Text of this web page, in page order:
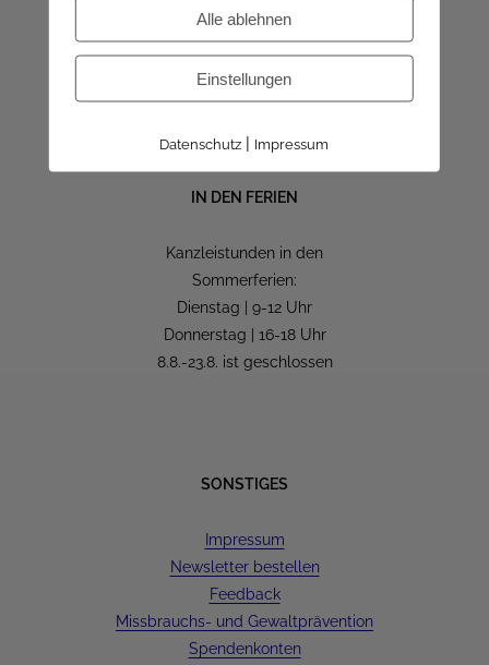
Donnerstag | 17-19 Uhr
IN DEN FERIEN
Kanzleistunden in den
Sommerferien:
Dienstag | 9-12 Uhr
Donnerstag | 16-18 Uhr
8.8.-23.8. ist geschlossen
SONSTIGES
Impressum
Newsletter bestellen
Feedback
Missbrauchs- und Gewaltprävention
Spendenkonten
Alle ablehnen
Einstellungen
Datenschutz | Impressum